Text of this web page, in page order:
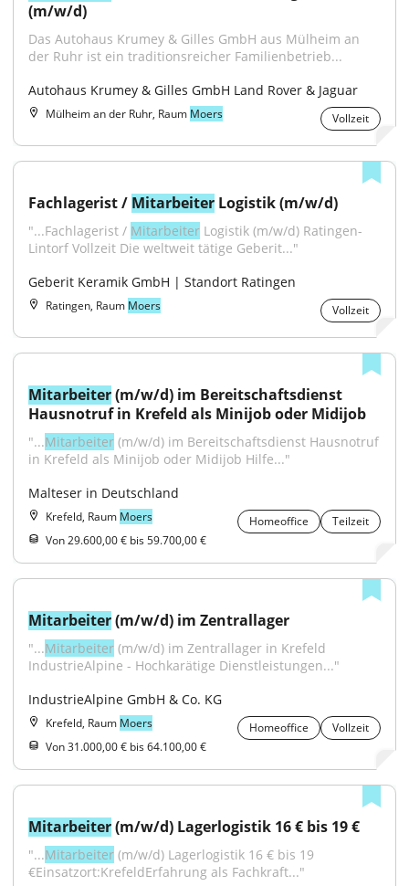
(m/w/d)
Das Autohaus Krumey & Gilles GmbH aus Mülheim an
der Ruhr ist ein traditionsreicher Familienbetrieb...
Autohaus Krumey & Gilles GmbH Land Rover & Jaguar
Mülheim an der Ruhr, Raum Moers Vollzeit
Fachlagerist / Mitarbeiter Logistik (m/w/d)
"...Fachlagerist / Mitarbeiter Logistik (m/w/d) Ratingen-
Lintorf Vollzeit Die weltweit tätige Geberit..."
Geberit Keramik GmbH | Standort Ratingen
Ratingen, Raum Moers Vollzeit
Mitarbeiter (m/w/d) im Bereitschaftsdienst
Hausnotruf in Krefeld als Minijob oder Midijob
"...Mitarbeiter (m/w/d) im Bereitschaftsdienst Hausnotruf
in Krefeld als Minijob oder Midijob Hilfe..."
Malteser in Deutschland
Krefeld, Raum Moers Homeoffice
Teilzeit
Von 29.600,00 € bis 59.700,00 €
Mitarbeiter (m/w/d) im Zentrallager
"...Mitarbeiter (m/w/d) im Zentrallager in Krefeld
IndustrieAlpine - Hochkarätige Dienstleistungen..."
IndustrieAlpine GmbH & Co. KG
Krefeld, Raum Moers Homeoffice
Vollzeit
Von 31.000,00 € bis 64.100,00 €
Mitarbeiter (m/w/d) Lagerlogistik 16 € bis 19 €
"...Mitarbeiter (m/w/d) Lagerlogistik 16 € bis 19
€Einsatzort:KrefeldErfahrung als Fachkraft..."